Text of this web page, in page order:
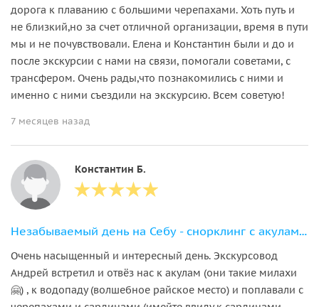
дорога к плаванию с большими черепахами. Хоть путь и
не близкий,но за счет отличной организации, время в пути
мы и не почувствовали. Елена и Константин были и до и
после экскурсии с нами на связи, помогали советами, с
трансфером. Очень рады,что познакомились с ними и
именно с ними съездили на экскурсию. Всем советую!
7 месяцев назад
Константин Б.
Незабываемый день на Себу - снорклинг с акулами, сардинами и черепахами
Очень насыщенный и интересный день. Экскурсовод
Андрей встретил и отвёз нас к акулам (они такие милахи
🤗) , к водопаду (волшебное райское место) и поплавали с